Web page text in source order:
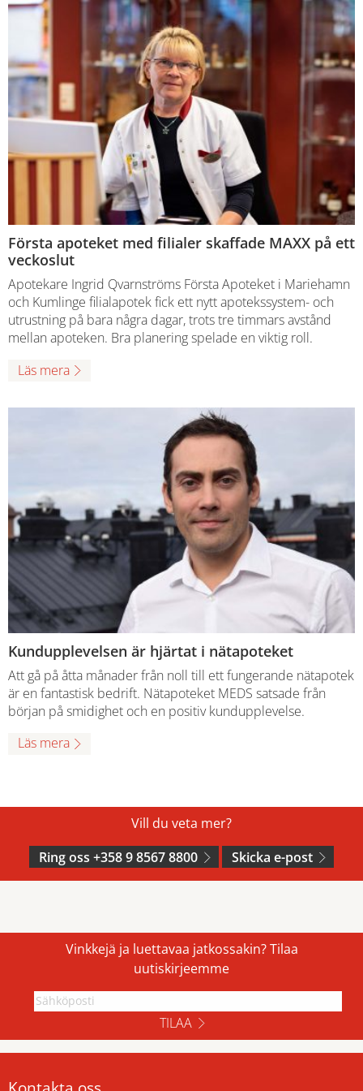
Första apoteket med filialer skaffade MAXX på ett
veckoslut
Apotekare Ingrid Qvarnströms Första Apoteket i Mariehamn
och Kumlinge filialapotek fick ett nytt apotekssystem- och
utrustning på bara några dagar, trots tre timmars avstånd
mellan apoteken. Bra planering spelade en viktig roll.
Läs mera
Kundupplevelsen är hjärtat i nätapoteket
Att gå på åtta månader från noll till ett fungerande nätapotek
är en fantastisk bedrift. Nätapoteket MEDS satsade från
början på smidighet och en positiv kundupplevelse.
Läs mera
Vill du veta mer?
Ring oss +358 9 8567 8800
Skicka e-post
Vinkkejä ja luettavaa jatkossakin? Tilaa
uutiskirjeemme
TILAA